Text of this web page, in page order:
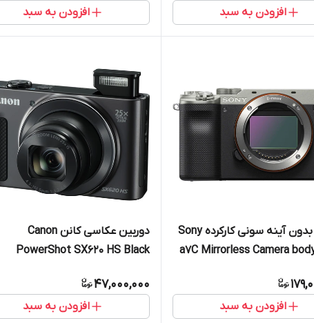
افزودن به سبد افزودن به سبد
دوربین بدون آینه سونی کارکرده Sony
a7C Mirrorless Camera
افزودن به سبد
دوربین عکاسی کانن Canon
PowerShot SX620 HS Black
47,000,000
افزودن به سبد